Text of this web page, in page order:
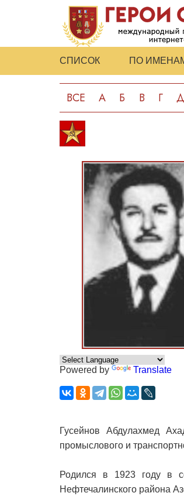
СПИСОК ПО
ВСЕ А Б В Г Д
Powered by Translate
Гусейнов Абдулахмед
промыслового и
Родился в 1923 году в
Нефтечалинского района